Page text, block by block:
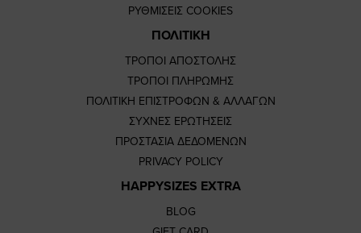
ΡΥΘΜΙΣΕΙΣ COOKIES
ΠΟΛΙΤΙΚΗ
ΤΡΟΠΟΙ ΑΠΟΣΤΟΛΗΣ
ΤΡΟΠΟΙ ΠΛΗΡΩΜΗΣ
ΠΟΛΙΤΙΚΗ ΕΠΙΣΤΡΟΦΩΝ & ΑΛΛΑΓΩΝ
ΣΥΧΝΕΣ ΕΡΩΤΗΣΕΙΣ
ΠΡΟΣΤΑΣΙΑ ΔΕΔΟΜΕΝΩΝ
PRIVACY POLICY
HAPPYSIZES EXTRA
BLOG